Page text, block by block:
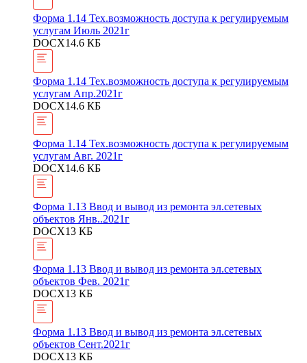
Форма 1.14 Тех.возможность доступа к регулируемым
услугам Июль 2021г
DOCX14.6 КБ
Форма 1.14 Тех.возможность доступа к регулируемым
услугам Апр.2021г
DOCX14.6 КБ
Форма 1.14 Тех.возможность доступа к регулируемым
услугам Авг. 2021г
DOCX14.6 КБ
Форма 1.13 Ввод и вывод из ремонта эл.сетевых
объектов Янв..2021г
DOCX13 КБ
Форма 1.13 Ввод и вывод из ремонта эл.сетевых
объектов Фев. 2021г
DOCX13 КБ
Форма 1.13 Ввод и вывод из ремонта эл.сетевых
объектов Сент.2021г
DOCX13 КБ